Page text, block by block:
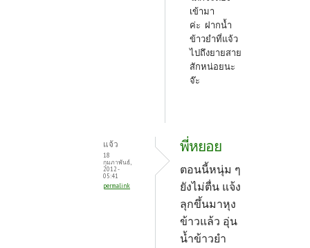
เข้ามา
ค่ะ ฝากน้ำ
ข้าวยำที่แจ้ว
ไปถึงยายสาย
สักหน่อยนะ
จ๊ะ
แจ้ว
18
กุมภาพันธ์,
2012 -
05:41
permalink
พี่หยอย
ตอนนี้หนุ่ม ๆ
ยังไม่ตื่น แจ้ง
ลุกขึ้นมาหุง
ข้าวแล้ว อุ่น
น้ำข้าวยำ